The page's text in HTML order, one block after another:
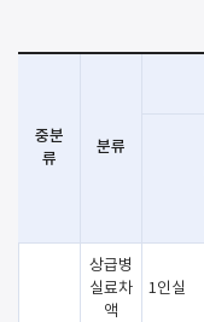
중분
류
분류
상급병
실료차
액
1인실